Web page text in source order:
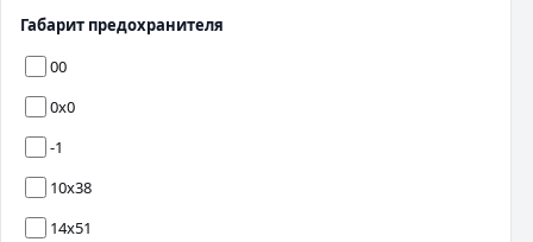
Габарит предохранителя
00
0х0
-1
10x38
14x51